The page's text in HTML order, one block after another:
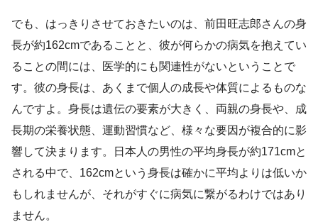
でも、はっきりさせておきたいのは、前田旺志郎さんの身
長が約162cmであることと、彼が何らかの病気を抱えてい
ることの間には、医学的にも関連性がないということで
す。彼の身長は、あくまで個人の成長や体質によるものな
んですよ。身長は遺伝の要素が大きく、両親の身長や、成
長期の栄養状態、運動習慣など、様々な要因が複合的に影
響して決まります。日本人の男性の平均身長が約171cmと
される中で、162cmという身長は確かに平均よりは低いか
もしれませんが、それがすぐに病気に繋がるわけではあり
ません。